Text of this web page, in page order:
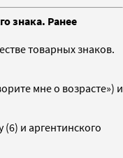
знака. Ранее
товарных знаков.
мне о возрасте») и
и аргентинского